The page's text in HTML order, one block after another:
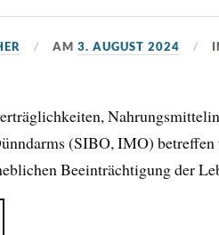
AM3. AUGUST 2024
(SIBO, IMO)
Beeinträchtigung der